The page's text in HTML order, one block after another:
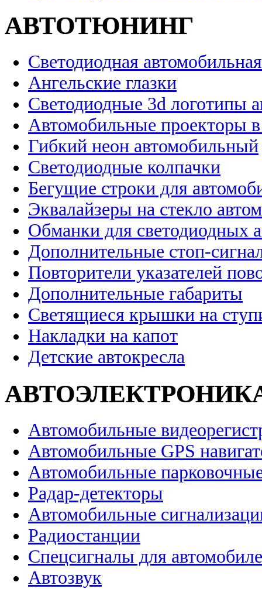
АВТОТЮНИНГ
Светодиодная
Ангельские глазки
Светодиодные 3d логотипы
Автомобильные проекторы
Гибкий неон автомобильный
Светодиодные колпачки
Бегущие строки для
Эквалайзеры на стекло
Обманки для светодиодных
Дополнительные стоп-
Повторители указателей
Дополнительные габариты
Светящиеся крышки на
Накладки на капот
Детские автокресла
Автомобильные
Автомобильные GPS
Автомобильные
Радар-детекторы
Автомобильные
Радиостанции
Спецсигналы для
Автозвук